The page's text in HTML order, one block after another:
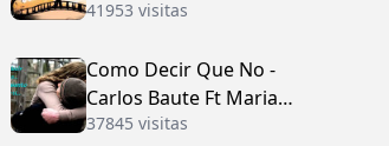
Amor (con Letra)
41953 visitas
Como Decir Que No -
Carlos Baute Ft Maria
José (con Letra)
37845 visitas